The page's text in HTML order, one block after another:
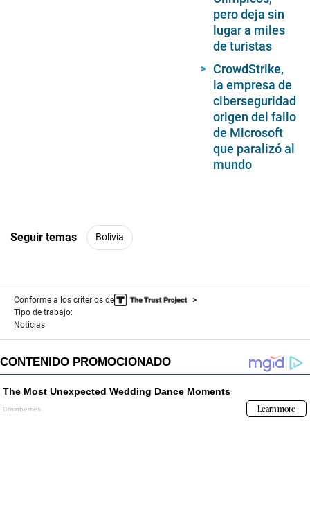
pero deja sin
lugar a miles
de turistas
CrowdStrike,
la empresa de
ciberseguridad
origen del fallo
de Microsoft
que paralizó al
mundo
Seguir temas Bolivia
Conforme a los criterios de
Tipo de trabajo:
Noticias